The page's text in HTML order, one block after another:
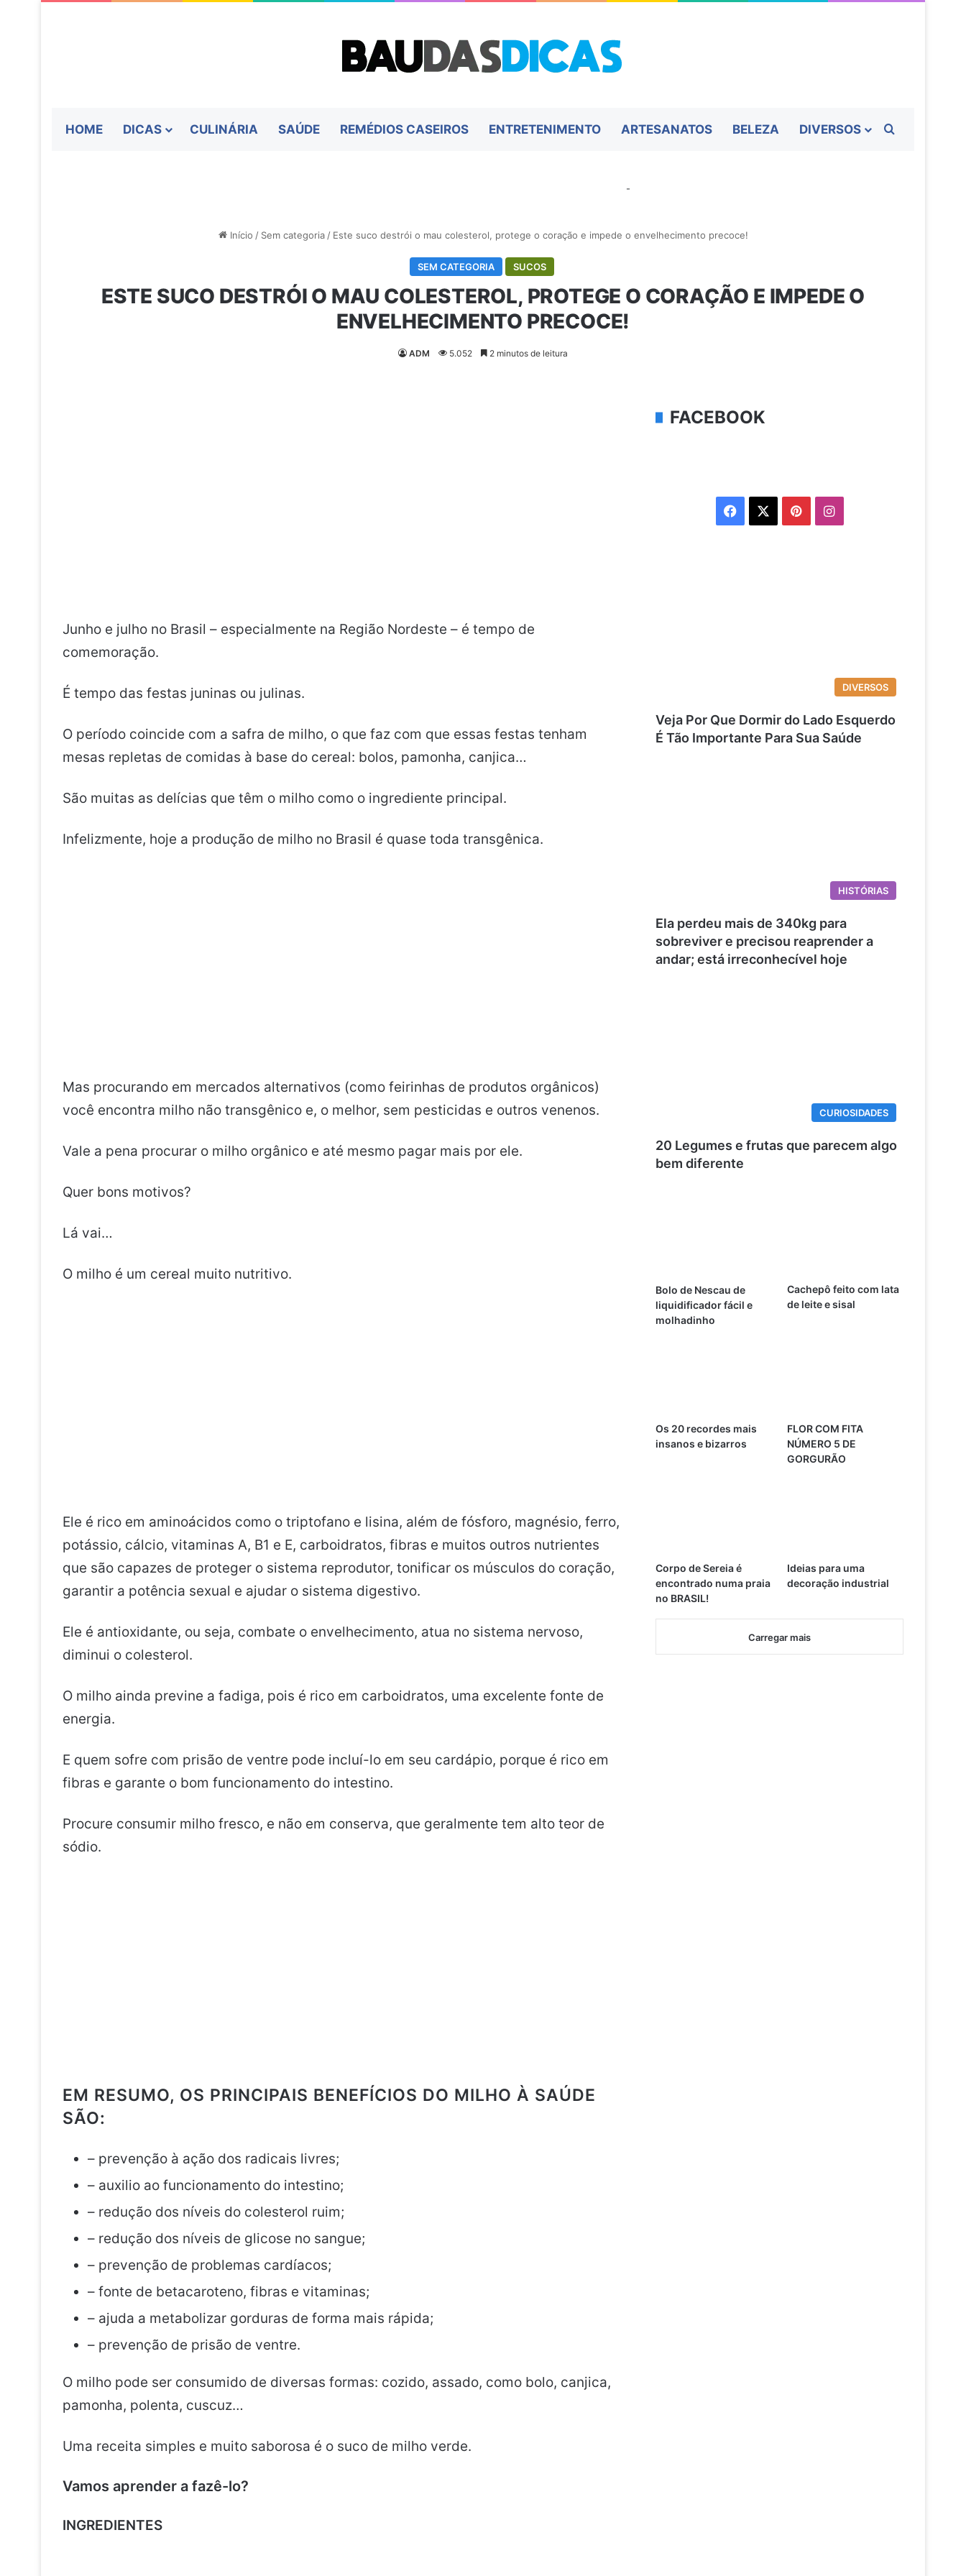
HOME DICAS CULINÁRIA SAÚDE REMÉDIOS CASEIROS ENTRETENIMENTO ARTESANATOS BELEZA DIVERSOS
-
Início / Sem categoria / Este suco destrói o mau colesterol, protege o coração e impede o envelhecimento precoce!
SEM CATEGORIA SUCOS
ESTE SUCO DESTRÓI O MAU COLESTEROL, PROTEGE O CORAÇÃO E IMPEDE O
ENVELHECIMENTO PRECOCE!
ADM 5.052 2 minutos de leitura
Junho e julho no Brasil – especialmente na Região Nordeste – é tempo de
comemoração.
É tempo das festas juninas ou julinas.
O período coincide com a safra de milho, o que faz com que essas festas tenham
mesas repletas de comidas à base do cereal: bolos, pamonha, canjica…
São muitas as delícias que têm o milho como o ingrediente principal.
Infelizmente, hoje a produção de milho no Brasil é quase toda transgênica.
Mas procurando em mercados alternativos (como feirinhas de produtos orgânicos)
você encontra milho não transgênico e, o melhor, sem pesticidas e outros venenos.
Vale a pena procurar o milho orgânico e até mesmo pagar mais por ele.
Quer bons motivos?
Lá vai…
O milho é um cereal muito nutritivo.
Ele é rico em aminoácidos como o triptofano e lisina, além de fósforo, magnésio, ferro,
potássio, cálcio, vitaminas A, B1 e E, carboidratos, fibras e muitos outros nutrientes
que são capazes de proteger o sistema reprodutor, tonificar os músculos do coração,
garantir a potência sexual e ajudar o sistema digestivo.
Ele é antioxidante, ou seja, combate o envelhecimento, atua no sistema nervoso,
diminui o colesterol.
O milho ainda previne a fadiga, pois é rico em carboidratos, uma excelente fonte de
energia.
E quem sofre com prisão de ventre pode incluí-lo em seu cardápio, porque é rico em
fibras e garante o bom funcionamento do intestino.
Procure consumir milho fresco, e não em conserva, que geralmente tem alto teor de
sódio.
EM RESUMO, OS PRINCIPAIS BENEFÍCIOS DO MILHO À SAÚDE
SÃO:
– prevenção à ação dos radicais livres;
– auxilio ao funcionamento do intestino;
– redução dos níveis do colesterol ruim;
– redução dos níveis de glicose no sangue;
– prevenção de problemas cardíacos;
– fonte de betacaroteno, fibras e vitaminas;
– ajuda a metabolizar gorduras de forma mais rápida;
– prevenção de prisão de ventre.
O milho pode ser consumido de diversas formas: cozido, assado, como bolo, canjica,
pamonha, polenta, cuscuz…
Uma receita simples e muito saborosa é o suco de milho verde.
Vamos aprender a fazê-lo?
INGREDIENTES
FACEBOOK
Facebook PinterestInstagram
DIVERSOS
Veja Por Que Dormir do Lado Esquerdo
É Tão Importante Para Sua Saúde
HISTÓRIAS
Ela perdeu mais de 340kg para
sobreviver e precisou reaprender a
andar; está irreconhecível hoje
CURIOSIDADES
20 Legumes e frutas que parecem algo
bem diferente
Bolo de Nescau de
liquidificador fácil e
molhadinho
Cachepô feito com lata
de leite e sisal
Os 20 recordes mais
insanos e bizarros
FLOR COM FITA
NÚMERO 5 DE
GORGURÃO
Corpo de Sereia é
encontrado numa praia
no BRASIL!
Ideias para uma
decoração industrial
Carregar mais